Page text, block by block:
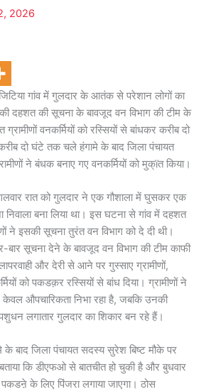
2026
गांव में गुलदार के आतंक से परेशान लोगों का
दहशत की सूचना के बावजूद वन विभाग की टीम के
वनकर्मियों को रस्सियों से बांधकर करीब दो
दो घंटे तक चले हंगामे के बाद जिला पंचायत
ने बंधक बनाए गए वनकर्मियों को मुक्ïत किया।
रात को गुलदार ने एक गौशाला में घुसकर एक
बना लिया था। इस घटना से गांव में दहशत
ने इसकी सूचना तुरंत वन विभाग को दे दी थी।
बार सूचना देने के बावजूद वन विभाग की टीम काफी
और देरी से आने पर गुस्साए ग्रामीणों,
को पकडक़र रस्सियों से बांध दिया। ग्रामीणों ने
केवल औपचारिकता निभा रहा है, जबकि उनकी
लगातार गुलदार का शिकार बन रहे हैं।
बाद जिला पंचायत सदस्य सुरेश बिष्ट मौके पर
कि डीएफओ से बातचीत हो चुकी है और बुधवार
के लिए पिंजरा लगाया जाएगा। ठोस